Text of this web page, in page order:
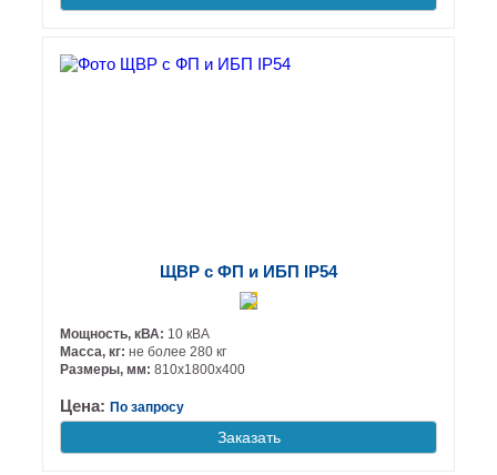
ЩВР с ФП и ИБП IP54
Мощность, кВА: 10 кВА
Масса, кг: не более 280 кг
Размеры, мм: 810х1800х400
Цена: По запросу
Заказать